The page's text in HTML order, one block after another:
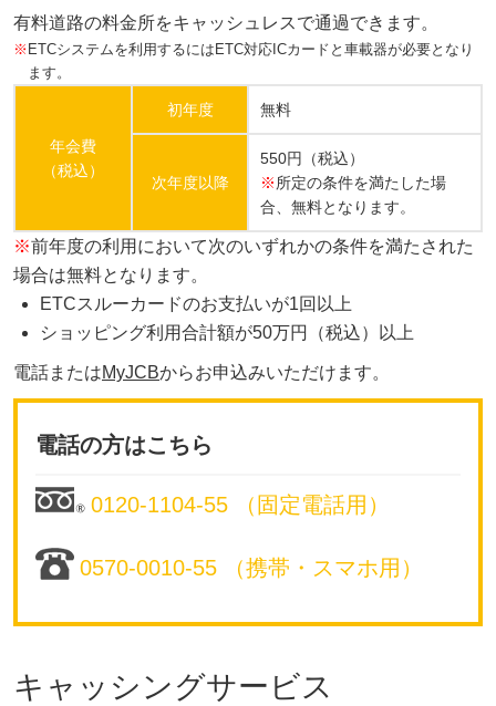
有料道路の料金所をキャッシュレスで通過できます。
※ ETCシステムを利用するにはETC対応ICカードと車載器が必要となり
ます。
年会費
（税込）
初年度 無料
次年度以降
550円（税込）
※所定の条件を満たした場
合、無料となります。
※前年度の利用において次のいずれかの条件を満たされた
場合は無料となります。
ETCスルーカードのお支払いが1回以上
ショッピング利用合計額が50万円（税込）以上
電話またはMyJCBからお申込みいただけます。
電話の方はこちら
0120-1104-55 （固定電話用）
0570-0010-55 （携帯・スマホ用）
キャッシングサービス